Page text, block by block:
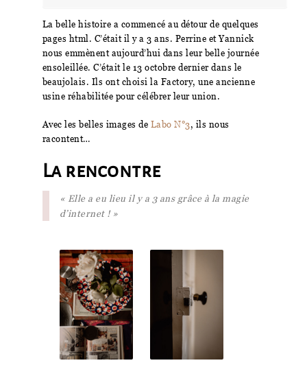
La belle histoire a commencé au détour de quelques
pages html. C’était il y a 3 ans. Perrine et Yannick
nous emmènent aujourd’hui dans leur belle journée
ensoleillée. C’était le 13 octobre dernier dans le
beaujolais. Ils ont choisi la Factory, une ancienne
usine réhabilitée pour célébrer leur union.
Avec les belles images de Labo N°3, ils nous
racontent…
La rencontre
« Elle a eu lieu il y a 3 ans grâce à la magie
d’internet ! »